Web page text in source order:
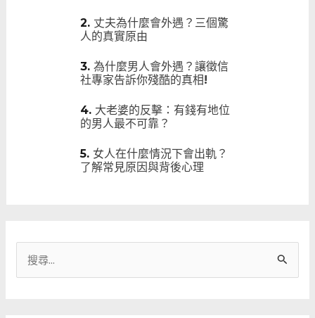
丈夫為什麼會外遇？三個驚
人的真實原由
為什麼男人會外遇？讓徵信
社專家告訴你殘酷的真相!
大老婆的反擊：有錢有地位
的男人最不可靠？
女人在什麼情況下會出軌？
了解常見原因與背後心理